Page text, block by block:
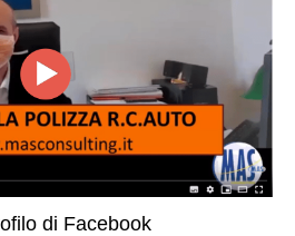
di Facebook